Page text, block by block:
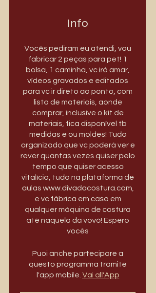
Info
Vocês pediram eu atendi, vou
fabricar 2 peças para pet! 1
bolsa, 1 caminha, vc irá amar,
vídeos gravados e editados
para vc ir direto ao ponto, com
lista de materiais, aonde
comprar, inclusive o kit de
materiais, fica disponível tb
medidas e ou moldes! Tudo
organizado que vc poderá ver e
rever quantas vezes quiser pelo
tempo que quiser acesso
vitalício, tudo na plataforma de
aulas www.divadacostura.com,
e vc fábrica em casa em
qualquer máquina de costura
até naquela da vovó! Espero
vocês
Puoi anche partecipare a
questo programma tramite
l'app mobile. Vai all'App